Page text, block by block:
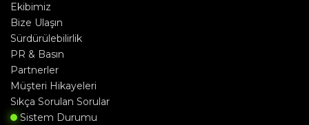
Ekibimiz
Bize Ulaşın
Sürdürülebilirlik
PR & Basın
Partnerler
Müşteri Hikayeleri
Sıkça Sorulan Sorular
Sistem Durumu